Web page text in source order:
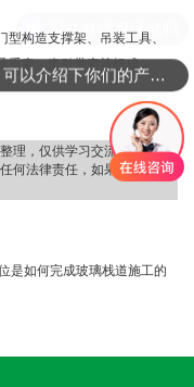
构造支撑架、吊装工具、
重索、牵引带索等组成。
理，仅供学习交流，版权归
何法律责任，如果有侵犯到
是如何完成玻璃栈道施工的
可以介绍下你们的产品么
现在有优惠活动吗